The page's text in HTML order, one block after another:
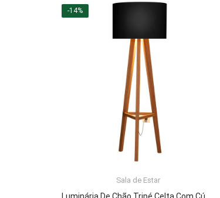
-14%
Sala de Estar
ADICIONAR AO CARRINHO